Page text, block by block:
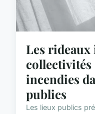
Les
collectivités
incendies
publics
Les lieux publics